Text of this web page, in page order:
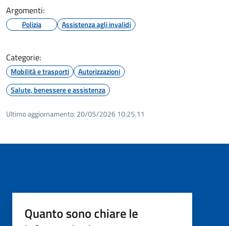
Argomenti:
Polizia Assistenza agli invalidi
Categorie:
Mobilità e trasporti
Autorizzazioni
Salute, benessere e assistenza
Ultimo aggiornamento: 20/05/2026 10:25.11
Quanto sono chiare le